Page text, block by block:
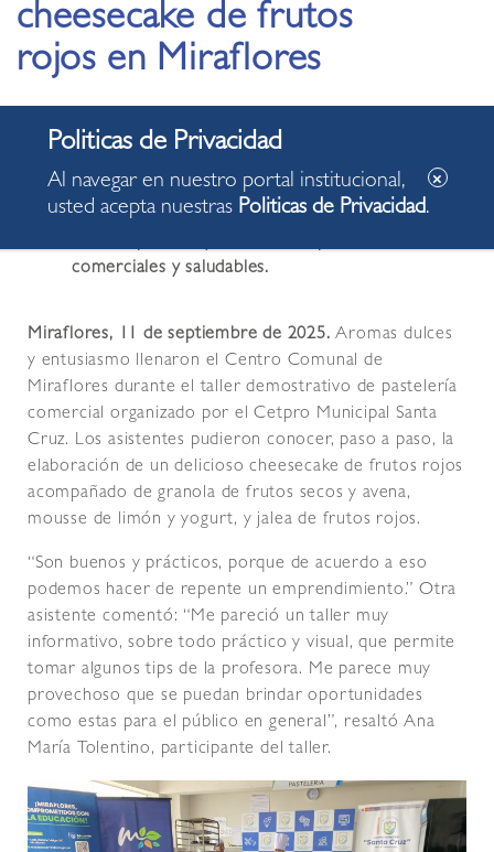
cheesecake de frutos
rojos en Miraflores
11.09.2025
El Cetpro Municipal Santa Cruz ofreció un taller
gratuito donde los participantes aprendieron de
comerciales y saludables.
Miraflores, 11 de septiembre de 2025.Aromas dulces
y entusiasmo llenaron el Centro Comunal de
Miraflores durante el taller demostrativo de pastelería
comercial organizado por el Cetpro Municipal Santa
Cruz. Los asistentes pudieron conocer, paso a paso, la
elaboración de un delicioso cheesecake de frutos rojos
acompañado de granola de frutos secos y avena,
mousse de limón y yogurt, y jalea de frutos rojos.
“Son buenos y prácticos, porque de acuerdo a eso
podemos hacer de repente un emprendimiento.” Otra
asistente comentó: “Me pareció un taller muy
informativo, sobre todo práctico y visual, que permite
tomar algunos tips de la profesora. Me parece muy
provechoso que se puedan brindar oportunidades
como estas para el público en general”, resaltó Ana
María Tolentino, participante del taller.
Al navegar en nuestro portal institucional,
usted acepta nuestras Politicas de Privacidad.